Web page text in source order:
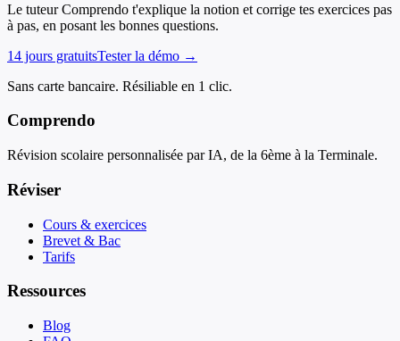
Le tuteur Comprendo t'explique la notion et corrige tes exercices pas
à pas, en posant les bonnes questions.
14 jours gratuitsTester la démo →
Sans carte bancaire. Résiliable en 1 clic.
Comprendo
Révision scolaire personnalisée par IA, de la 6ème à la Terminale.
Réviser
Cours & exercices
Brevet & Bac
Tarifs
Ressources
Blog